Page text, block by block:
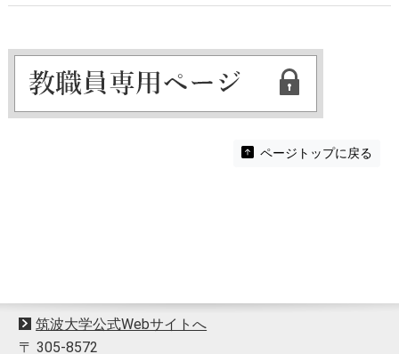
ページトップに戻る
筑波大学公式Webサイトへ
〒 305-8572